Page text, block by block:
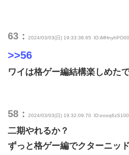
63： 2024/03/03(日) 19:33:38.65
>>56
ワイは格ゲー編結構楽しめた
58： 2024/03/03(日) 19:32:09.70
二期やれるか？
ずっと格ゲー編でクターニッ